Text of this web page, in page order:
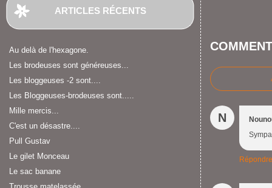
ARTICLES RÉCENTS
Au delà de l'hexagone.
Les brodeuses sont généreuses...
Les bloggeuses -2 sont....
Les Bloggeuses-brodeuses sont.....
Mille mercis...
C'est un désastre....
Pull Gustav
Le gilet Monceau
Le sac banane
N
Répondre